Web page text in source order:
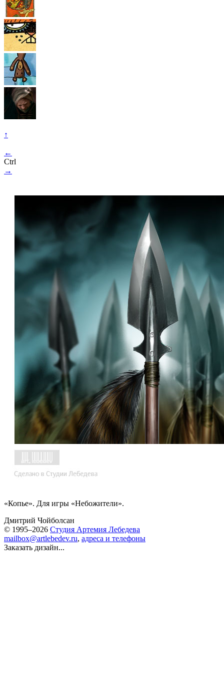
↑
←
Ctrl
→
«Копье». Для игры «Небожители».
Дмитрий Чойболсан
© 1995–2026 Студия Артемия Лебедева
mailbox@artlebedev.ru, адреса и телефоны
Заказать дизайн...